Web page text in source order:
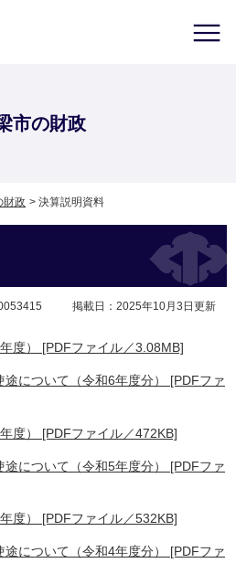
市の財政
財政 > 決算説明資料
掲載日：2025年10月3日更新
度） [PDFファイル／3.08MB]
途について（令和6年度分） [PDFファ
度） [PDFファイル／472KB]
途について（令和5年度分） [PDFファ
度） [PDFファイル／532KB]
途について（令和4年度分） [PDFファ